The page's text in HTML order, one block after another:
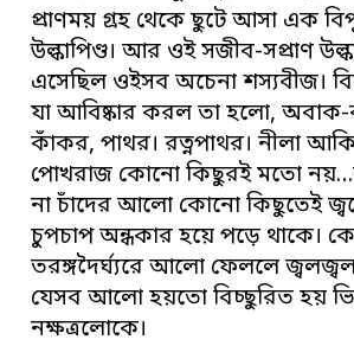
প্রাণময় গ্রহ থেকে ছুটে আসা এক
উল্কাপিণ্ড। আর ওই সজীব-সপ্রাণ
এসেছিল ওইসব অচেনা শস্যবীজ।
যা আবিষ্কার করল তা হলো,
কাঁকর, পাথর। রত্নপাথর। নীলা
পোখরাজ কোনো কিছুরই মতো
না চাঁদের আলো কোনো কিছুতেই
চুপচাপ অন্ধকার হয়ে পড়ে থাকে।
তরঙ্গদৈর্ঘ্যরে আলো ফেললে
যেসব আলো হয়তো বিচ্ছুরিত হয়
নক্ষত্রলোকে।